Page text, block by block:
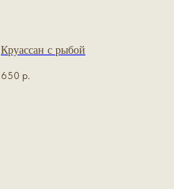
Круассан с рыбой
650 р.